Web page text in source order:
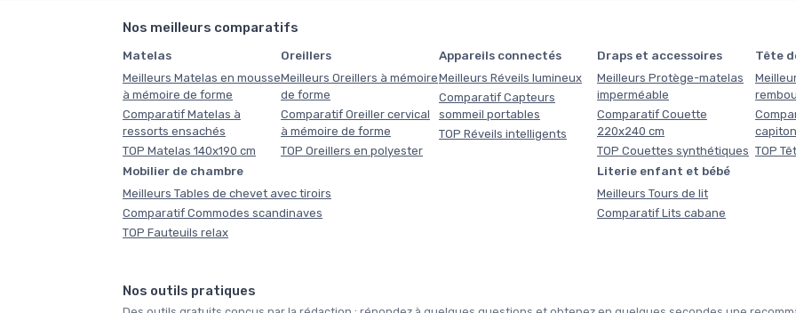
Nos meilleurs comparatifs
Matelas
Meilleurs Matelas en mousse
à mémoire de forme
Comparatif Matelas à
ressorts ensachés
TOP Matelas 140x190 cm
Oreillers
Meilleurs Oreillers à mémoire
de forme
Comparatif Oreiller cervical
à mémoire de forme
TOP Oreillers en polyester
Appareils connectés
Meilleurs Réveils lumineux
Comparatif Capteurs
sommeil portables
TOP Réveils intelligents
Draps et accessoires
Meilleurs Protège-matelas
imperméable
Comparatif Couette
220x240 cm
TOP Couettes synthétiques
Tête
TOP
Mobilier de chambre
Meilleurs Tables de chevet avec tiroirs
Comparatif Commodes scandinaves
TOP Fauteuils relax
Literie enfant et bébé
Meilleurs Tours de lit
Comparatif Lits cabane
Nos outils pratiques